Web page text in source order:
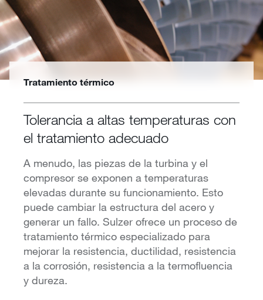
Tratamiento térmico
Tolerancia a altas temperaturas con
el tratamiento adecuado
A menudo, las piezas de la turbina y el
compresor se exponen a temperaturas
elevadas durante su funcionamiento. Esto
puede cambiar la estructura del acero y
generar un fallo. Sulzer ofrece un proceso de
tratamiento térmico especializado para
mejorar la resistencia, ductilidad, resistencia
a la corrosión, resistencia a la termofluencia
y dureza.